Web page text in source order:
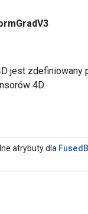
jest zdefiniowany
4D.
atrybuty dla Fused